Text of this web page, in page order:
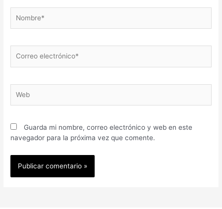
Guarda mi nombre, correo electrónico y web en este
navegador para la próxima vez que comente.